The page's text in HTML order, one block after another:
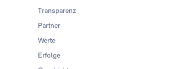
Transparenz
Partner
Werte
Erfolge